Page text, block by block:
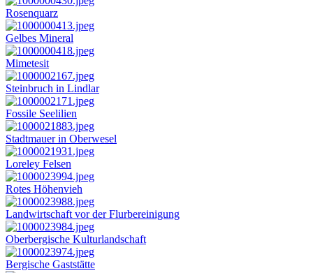
Rosenquarz
Gelbes Mineral
Mimetesit
Steinbruch in Lindlar
Fossile Seelilien
Stadtmauer in Oberwesel
Loreley Felsen
Rotes Höhenvieh
Landwirtschaft vor der Flurbereinigung
Oberbergische Kulturlandschaft
Bergische Gaststätte